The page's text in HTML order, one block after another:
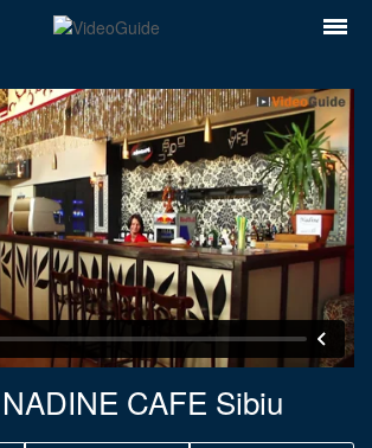
CAFE Sibiu
Locuri
Destinații
Prețuri
Contact
Despre noi
Reguli de confidentialitate